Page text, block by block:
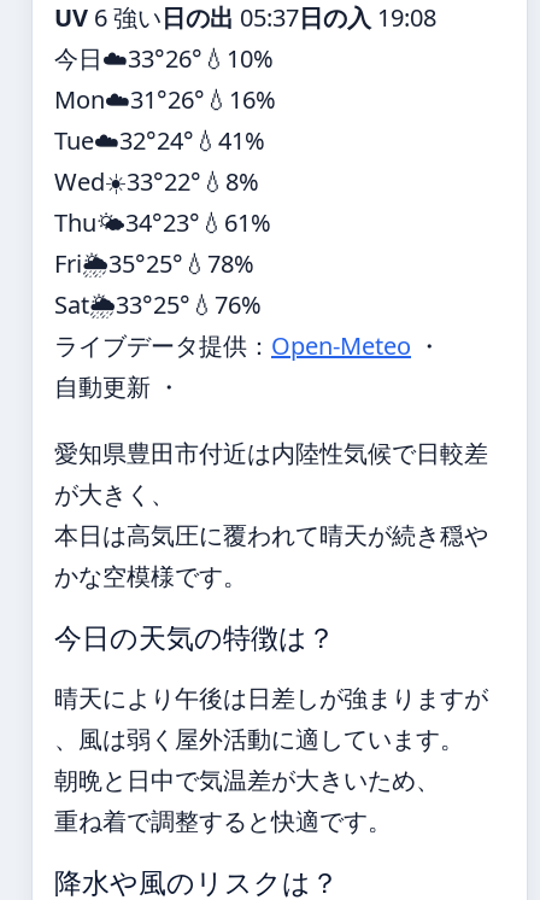
UV 6 強い日の出 05:37日の入 19:08
今日☁️33°26° 💧10%
Mon☁️31°26° 💧16%
Tue☁️32°24° 💧41%
Wed☀️33°22° 💧8%
Thu🌤️34°23° 💧61%
Fri🌦️35°25° 💧78%
Sat🌦️33°25° 💧76%
ライブデータ提供： Open-Meteo ・
自動更新 ・
愛知県豊田市付近は内陸性気候で日較差
が大きく、
本日は高気圧に覆われて晴天が続き穏や
かな空模様です。
今日の天気の特徴は？
晴天により午後は日差しが強まりますが
、風は弱く屋外活動に適しています。
朝晩と日中で気温差が大きいため、
重ね着で調整すると快適です。
降水や風のリスクは？